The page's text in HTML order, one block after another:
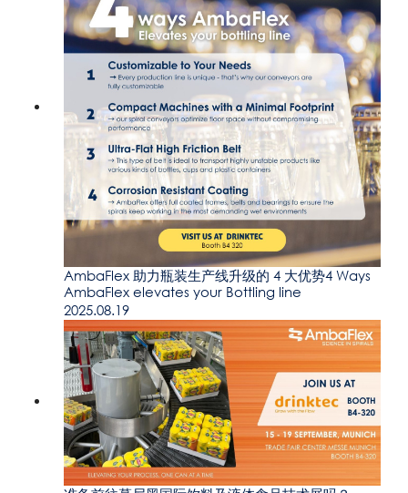
AmbaFlex 助力瓶装生产线升级的 4 大优势4 Ways
AmbaFlex elevates your Bottling line
2025.08.19